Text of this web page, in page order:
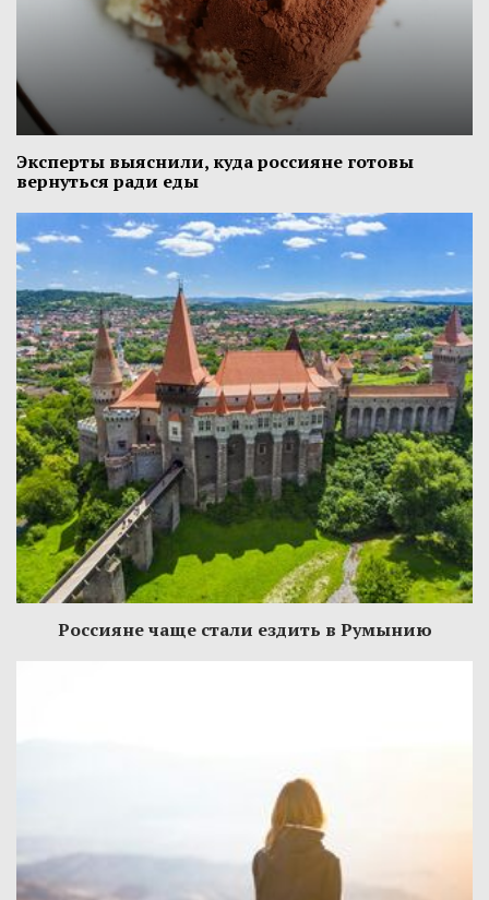
Эксперты выяснили, куда россияне готовы
вернуться ради еды
Россияне чаще стали ездить в Румынию